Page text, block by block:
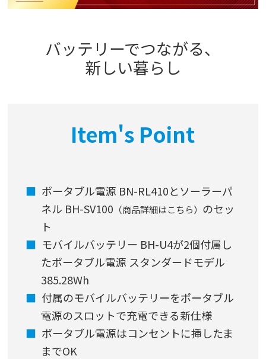
バッテリーでつながる、
新しい暮らし
Item's Point
ポータブル電源 BN-RL410とソーラーパ
ネル BH-SV100 （商品詳細はこちら） のセッ
ト
モバイルバッテリー BH-U4が2個付属し
たポータブル電源 スタンダードモデル
385.28Wh
付属のモバイルバッテリーをポータブル
電源のスロットで充電できる新仕様
ポータブル電源はコンセントに挿したま
までOK